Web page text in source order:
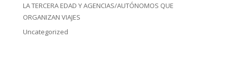
LA TERCERA EDAD Y AGENCIAS/AUTÓNOMOS QUE
ORGANIZAN VIAJES
Uncategorized